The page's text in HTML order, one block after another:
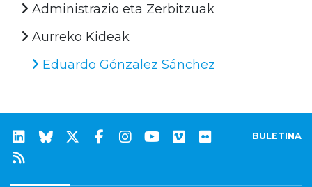
Administrazio eta Zerbitzuak
Aurreko Kideak
Eduardo Gónzalez Sánchez
BULETINA